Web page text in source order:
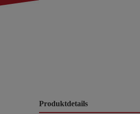
Produktdetails